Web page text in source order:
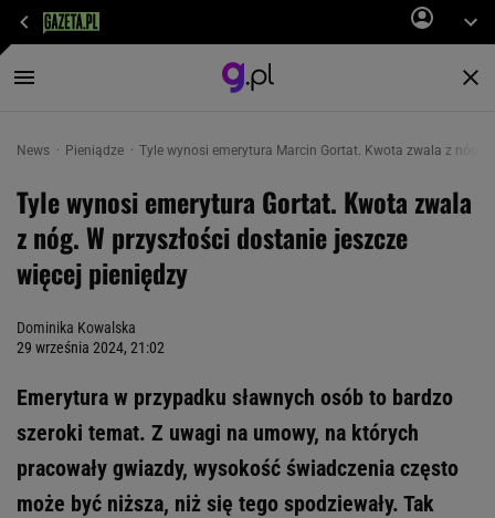
News Pieniądze Tyle wynosi emerytura Marcin Gortat. Kwota zwala z nóg.
Tyle wynosi emerytura Gortat. Kwota zwala
z nóg. W przyszłości dostanie jeszcze
więcej pieniędzy
Dominika Kowalska
29 września 2024, 21:02
Emerytura w przypadku sławnych osób to bardzo
szeroki temat. Z uwagi na umowy, na których
pracowały gwiazdy, wysokość świadczenia często
może być niższa, niż się tego spodziewały. Tak